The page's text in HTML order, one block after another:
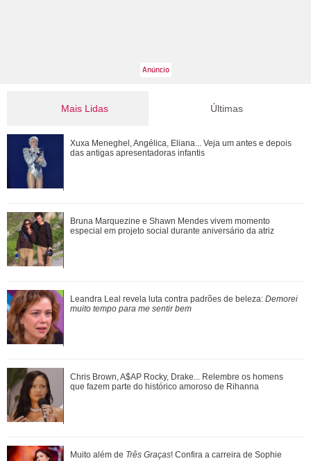
Mais Lidas
Tragam um CPF para ele! Confira tudo o que Shawn
Mendes já fez no Brasil
Relembre as vezes que Virginia Fonseca deu um fim a
polêmicas sem rebater diretamente os fat...
Shawn Mendes, João Guilherme, Enzo Celulari... Relembre
os amores - e affairs - de Bruna Mar...
Inesquecíveis! Confira as frases de Friends que marcaram
gerações
Muito além de Três Graças! Confira a carreira de Sophie
Últimas
Xuxa Meneghel, Angélica, Eliana... Veja um antes e depois
das antigas apresentadoras infantis
Bruna Marquezine e Shawn Mendes vivem momento
especial em projeto social durante aniversário da atriz
Leandra Leal revela luta contra padrões de beleza: Demorei
muito tempo para me sentir bem
Chris Brown, A$AP Rocky, Drake... Relembre os homens
que fazem parte do histórico amoroso de Rihanna
Muito além de Três Graças! Confira a carreira de Sophie